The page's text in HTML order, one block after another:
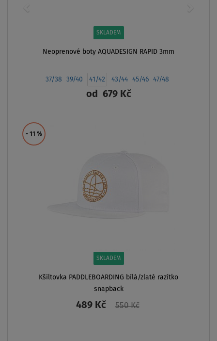
SKLADEM
Neoprenové boty AQUADESIGN RAPID 3mm
37/38 39/40 41/42 43/44 45/46 47/48
od 679 Kč
- 11 %
SKLADEM
Kšiltovka PADDLEBOARDING bílá/zlaté razítko
snapback
489 Kč 550 Kč